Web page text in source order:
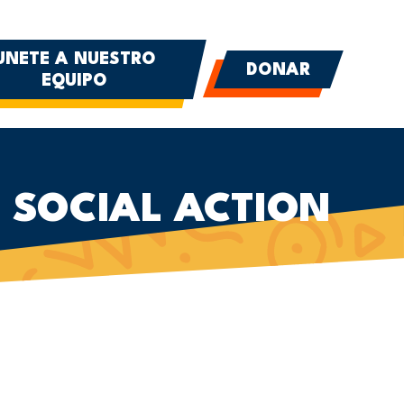
A NUESTRO
EQUIPO
DONAR
SOCIAL ACTION